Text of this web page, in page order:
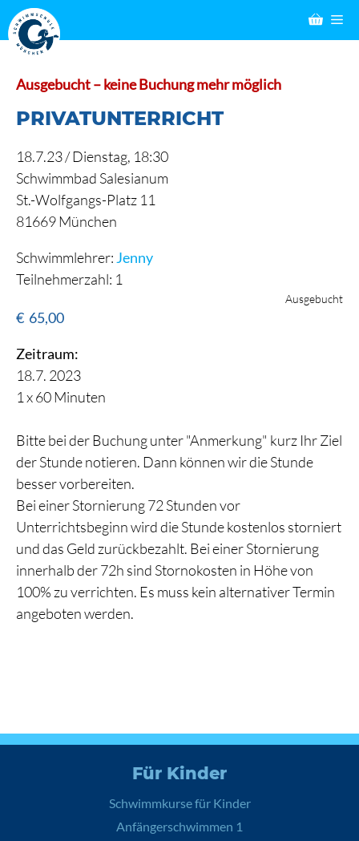
Zum
Inhalt
springen
Ausgebucht – keine Buchung mehr möglich
PRIVATUNTERRICHT
18.7.23 /Dienstag, 18:30
Schwimmbad Salesianum
St.-Wolfgangs-Platz 11
81669 München
Schwimmlehrer: Jenny
Teilnehmerzahl: 1
Ausgebucht
€ 65,00
Zeitraum:
18.7. 2023
1 x 60 Minuten
Bitte bei der Buchung unter "Anmerkung" kurz Ihr Ziel
der Stunde notieren. Dann können wir die Stunde
besser vorbereiten.
Bei einer Stornierung 72 Stunden vor
Unterrichtsbeginn wird die Stunde kostenlos storniert
und das Geld zurückbezahlt. Bei einer Stornierung
innerhalb der 72h sind Stornokosten in Höhe von
100% zu verrichten. Es muss kein alternativer Termin
angeboten werden.
Für Kinder
Schwimmkurse für Kinder
Anfängerschwimmen 1